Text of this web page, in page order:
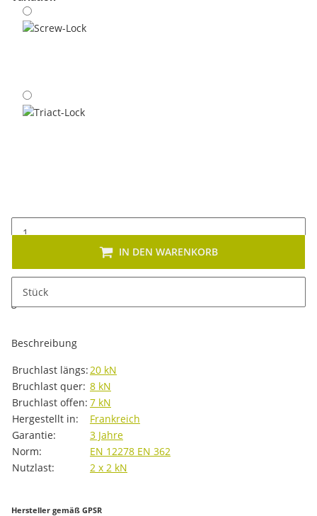
Screw-Lock
Stück
IN DEN WARENKORB
Dieses Produkt hat Variationen. Wählen Sie bitte die
Beschreibung
Produkteigenschaft
Wert
Bruchlast längs: 20 kN
Bruchlast quer: 8 kN
Bruchlast offen: 7 kN
Hergestellt in:
Frankreich
Garantie:
3 Jahre
Norm:
EN 12278 EN 362
Nutzlast:
2 x 2 kN
Hersteller gemäß GPSR